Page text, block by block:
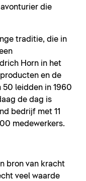
die
traditie, die in
Horn in het
en de
50 leidden in 1960
de dag is
bedrijf met 11
medewerkers.
bron van kracht
veel waarde